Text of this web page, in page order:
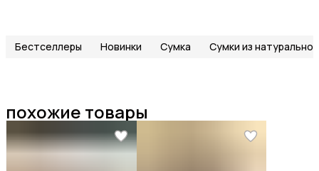
Бестселлеры Новинки Сумка Сумки из
похожие товары